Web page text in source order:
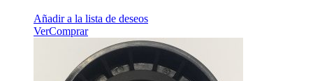
Añadir a la lista de deseos
VerComprar